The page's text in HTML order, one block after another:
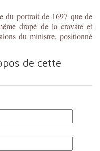
du portrait de 1697 que de
drapé de la cravate et
du ministre, positionné
de cette